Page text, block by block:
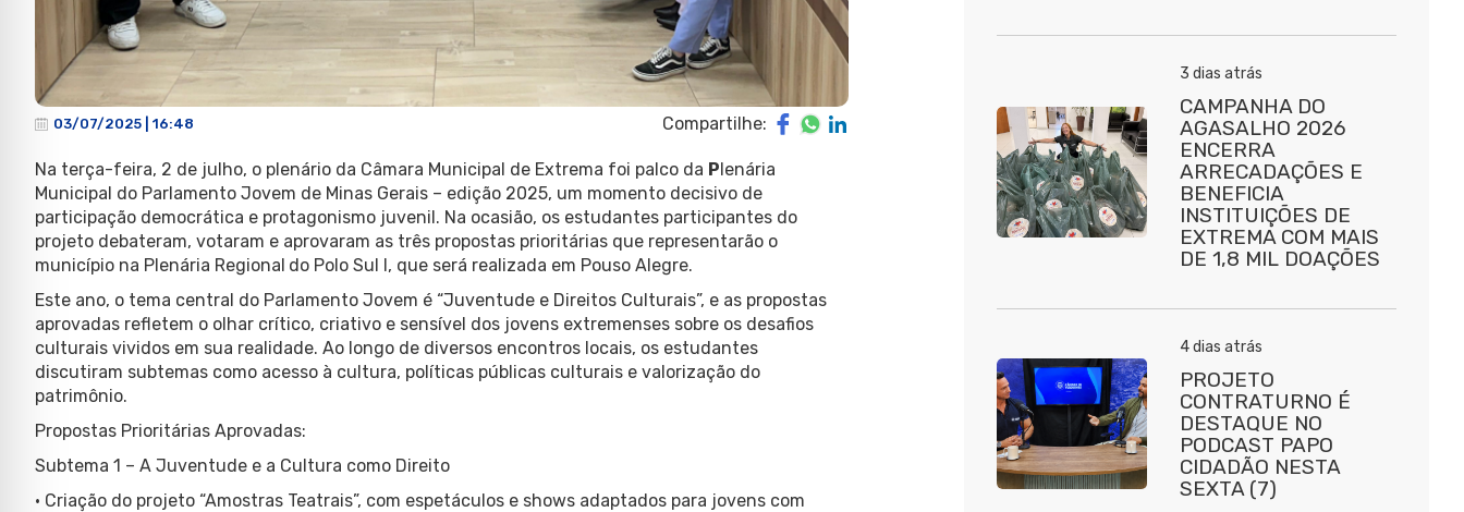
03/07/2025 | 16:48 Compartilhe:
Na terça-feira, 2 de julho, o plenário da Câmara Municipal de Extrema foi palco da Plenária
Municipal do Parlamento Jovem de Minas Gerais – edição 2025, um momento decisivo de
participação democrática e protagonismo juvenil. Na ocasião, os estudantes participantes do
projeto debateram, votaram e aprovaram as três propostas prioritárias que representarão o
município na Plenária Regional do Polo Sul I, que será realizada em Pouso Alegre.
Este ano, o tema central do Parlamento Jovem é “Juventude e Direitos Culturais”, e as propostas
aprovadas refletem o olhar crítico, criativo e sensível dos jovens extremenses sobre os desafios
culturais vividos em sua realidade. Ao longo de diversos encontros locais, os estudantes
discutiram subtemas como acesso à cultura, políticas públicas culturais e valorização do
patrimônio.
Propostas Prioritárias Aprovadas:
Subtema 1 – A Juventude e a Cultura como Direito
• Criação do projeto “Amostras Teatrais”, com espetáculos e shows adaptados para jovens com
3 dias atrás
CAMPANHA DO
AGASALHO 2026
ENCERRA
ARRECADAÇÕES E
BENEFICIA
INSTITUIÇÕES DE
EXTREMA COM MAIS
DE 1,8 MIL DOAÇÕES
4 dias atrás
PROJETO
CONTRATURNO É
DESTAQUE NO
PODCAST PAPO
CIDADÃO NESTA
SEXTA (7)